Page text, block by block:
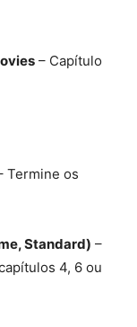
– Capítulo
Termine os
Standard) –
4, 6 ou